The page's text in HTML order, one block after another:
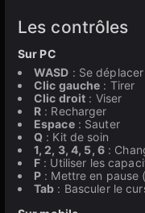
Les contrôles
Sur PC
WASD : Se déplacer
Clic gauche : Tirer
Clic droit : Viser
R : Recharger
Espace: Sauter
Q : Kit de soin
1, 2, 3, 4, 5, 6:
F : Utiliser les
P : Mettre en pause
Tab : Basculer le